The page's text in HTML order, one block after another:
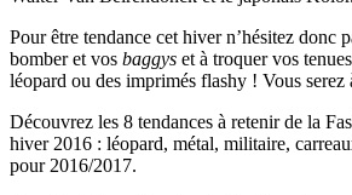
Pour être tendance cet hiver n’hésitez donc
bomber et vos baggys et à troquer vos
léopard ou des imprimés flashy ! Vous serez
Découvrez les 8 tendances à retenir de la
hiver 2016 : léopard, métal, militaire,
pour 2016/2017.